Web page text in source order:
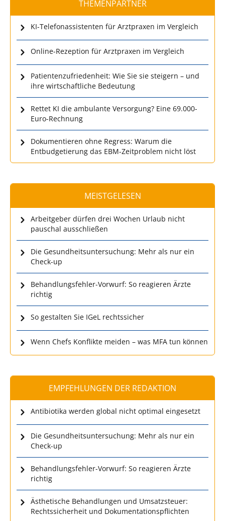
THEMENPARTNER
KI-Telefonassistenten für Arztpraxen im Vergleich
Online-Rezeption für Arztpraxen im Vergleich
Patientenzufriedenheit: Wie Sie sie steigern – und
ihre wirtschaftliche Bedeutung
Rettet KI die ambulante Versorgung? Eine 69.000-
Euro-Rechnung
Dokumentieren ohne Regress: Warum die
Entbudgetierung das EBM-Zeitproblem nicht löst
MEISTGELESEN
Arbeitgeber dürfen drei Wochen Urlaub nicht
pauschal ausschließen
Die Gesundheitsuntersuchung: Mehr als nur ein
Check-up
Behandlungsfehler-Vorwurf: So reagieren Ärzte
richtig
So gestalten Sie IGeL rechtssicher
Wenn Chefs Konflikte meiden – was MFA tun können
EMPFEHLUNGEN DER REDAKTION
Antibiotika werden global nicht optimal eingesetzt
Die Gesundheitsuntersuchung: Mehr als nur ein
Check-up
Behandlungsfehler-Vorwurf: So reagieren Ärzte
richtig
Ästhetische Behandlungen und Umsatzsteuer:
Rechtssicherheit und Dokumentationspflichten